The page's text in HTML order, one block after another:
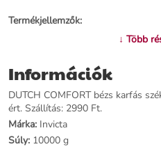
Termékjellemzők:
Márka:Invicta
Kategória:Étkezőszék
Tömeg:10000 g
Szín:
Bézs
Szállítási díj:2990 Ft
↓ Több
Információk
DUTCH COMFORT bézs karfás
ért. Szállítás: 2990 Ft.
Márka: Invicta
Súly: 10000 g